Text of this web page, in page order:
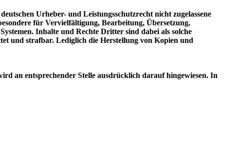
Urheber- und Leistungsschutzrecht nicht zugelassene
für Vervielfältigung, Bearbeitung, Übersetzung,
Inhalte und Rechte Dritter sind dabei als solche
und strafbar. Lediglich die Herstellung von Kopien und
an entsprechender Stelle ausdrücklich darauf hingewiesen. In